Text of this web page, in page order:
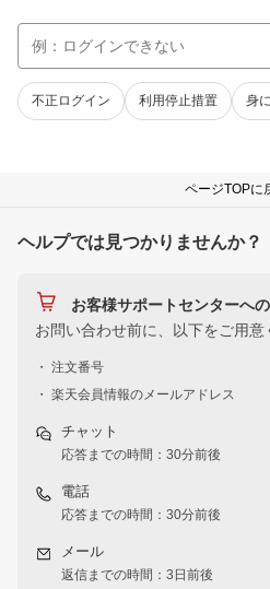
不正ログイン 利用停止措置 身
ページTOPに
ヘルプでは見つかりませんか？
お客様サポートセンターへ
お問い合わせ前に、以下をご用意
・ 注文番号
・ 楽天会員情報のメールアドレス
チャット
応答までの時間：30分前後
電話
応答までの時間：30分前後
メール
返信までの時間：3日前後